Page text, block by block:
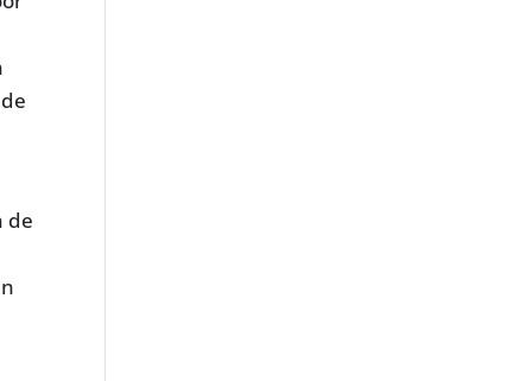
de